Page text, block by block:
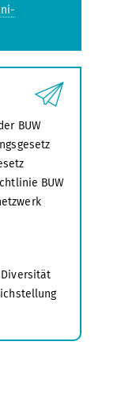
BUW
BUW
Diversität